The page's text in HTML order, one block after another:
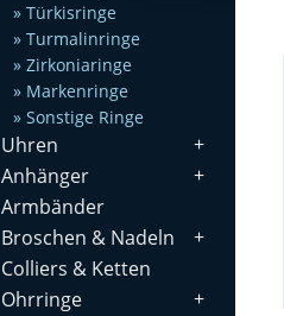
Türkisringe
Turmalinringe
Zirkoniaringe
Markenringe
Sonstige Ringe
Uhren
Anhänger
Armbänder
Broschen & Nadeln
Colliers & Ketten
Ohrringe